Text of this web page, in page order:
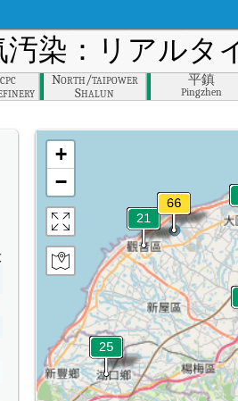
汚染：リアルタ
North/taipower
Shalun
平鎮
Pingzhen
Yinのリアルタイム大気汚染指数（AQI）。
+
−